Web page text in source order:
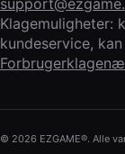
Klagemuligheter:
kundeservice,
© 2026 EZGAME®. Alle